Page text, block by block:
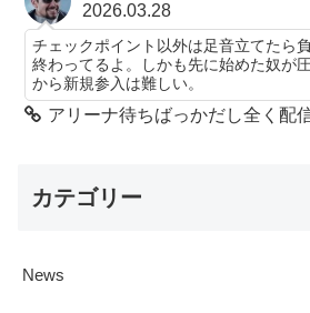
2026.03.28
チェックポイント以外は足音立てたら
終わってるよ。しかも先に始めた奴が
から新規参入は難しい。
アリーナ待ちばっかだし全く配
カテゴリー
News